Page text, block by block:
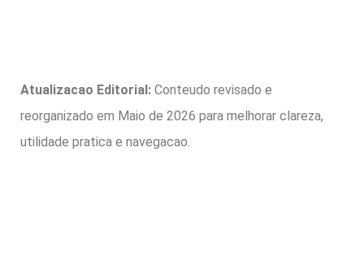
Atualizacao Editorial: Conteudo revisado e
reorganizado em Maio de 2026 para melhorar clareza,
utilidade pratica e navegacao.